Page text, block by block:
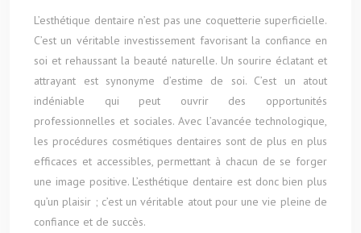
L’esthétique dentaire n’est pas une coquetterie superficielle.
C’est un véritable investissement favorisant la confiance en
soi et rehaussant la beauté naturelle. Un sourire éclatant et
attrayant est synonyme d’estime de soi. C’est un atout
indéniable qui peut ouvrir des opportunités
professionnelles et sociales. Avec l’avancée technologique,
les procédures cosmétiques dentaires sont de plus en plus
efficaces et accessibles, permettant à chacun de se forger
une image positive. L’esthétique dentaire est donc bien plus
qu’un plaisir ; c’est un véritable atout pour une vie pleine de
confiance et de succès.